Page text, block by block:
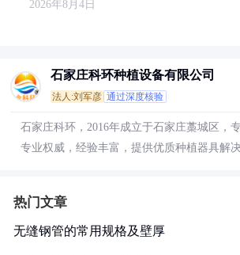
2026年8月4日
石家庄科环种植设备有限公司
法人:刘军彦 通过深度核验
石家庄科环，2016年成立于石家庄藁城区，
专业权威，经验丰富，提供优质种植器具解决
热门文章
无缝钢管的常用规格及壁厚